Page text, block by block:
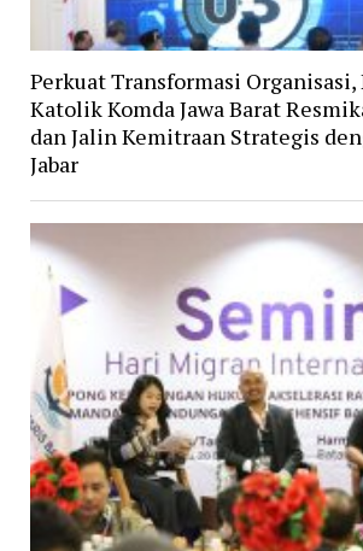
Perkuat Transformasi Organisasi,
Katolik Komda Jawa Barat
dan Jalin Kemitraan Strategis
Jabar